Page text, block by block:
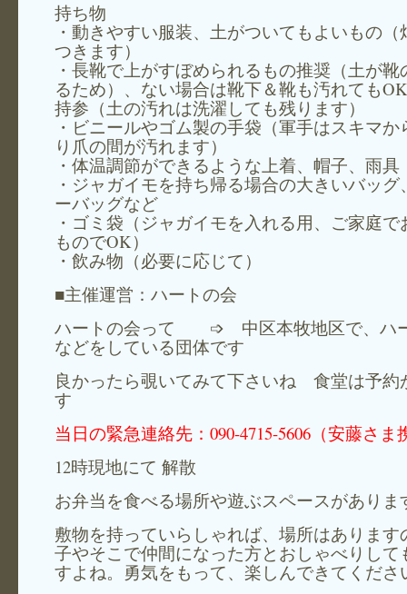
持ち物
・動きやすい服装、土がついてもよいもの（
つきます）
・長靴で上がすぼめられるもの推奨（土が靴
るため）、ない場合は靴下＆靴も汚れても
持参（土の汚れは洗濯しても残ります）
・ビニールやゴム製の手袋（軍手はスキマか
り爪の間が汚れます）
・体温調節ができるような上着、帽子、雨具
・ジャガイモを持ち帰る場合の大きいバッグ
ーバッグなど
・ゴミ袋（ジャガイモを入れる用、ご家庭で
ものでOK）
・飲み物（必要に応じて）
■主催運営：ハートの会
ハートの会って ➩ 中区本牧地区で、ハ
などをしている団体です
良かったら覗いてみて下さいね 食堂は予約
す
当日の緊急連絡先：090-4715-5606（安藤さま
12時現地にて 解散
お弁当を食べる場所や遊ぶスペースがありま
敷物を持っていらしゃれば、場所はあります
子やそこで仲間になった方とおしゃべりして
すよね。勇気をもって、楽しんできてくださ